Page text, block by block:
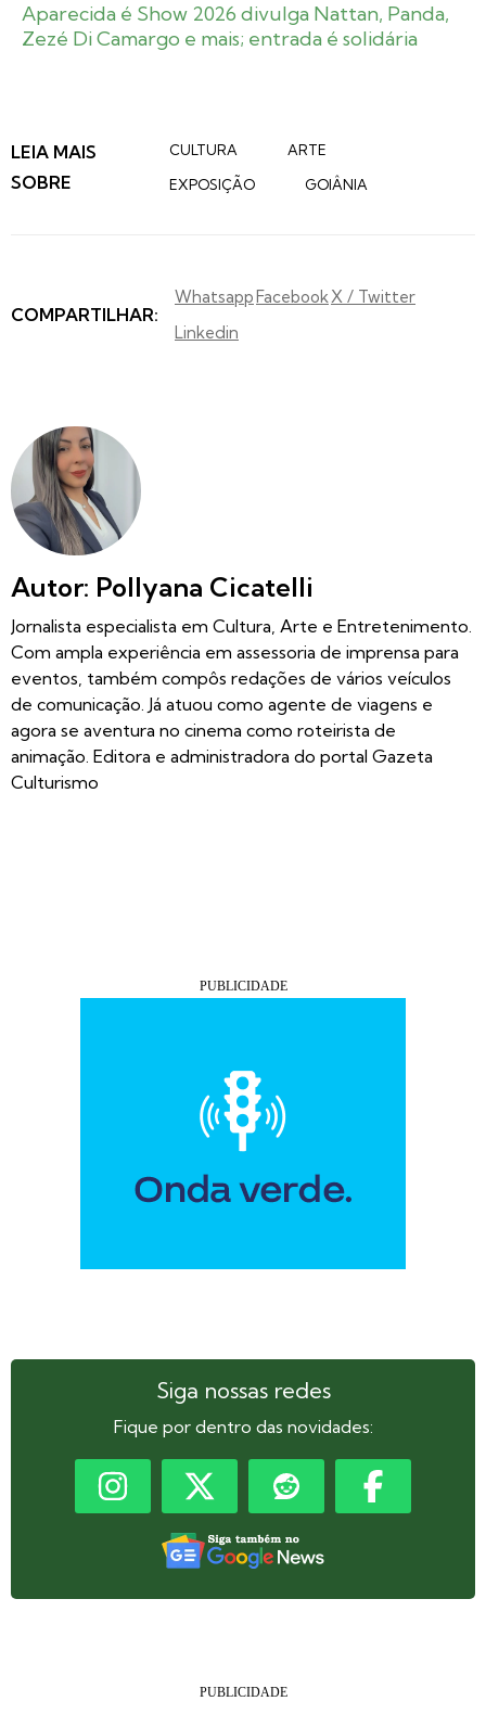
Aparecida é Show 2026 divulga Nattan, Panda,
Zezé Di Camargo e mais; entrada é solidária
LEIA MAIS
SOBRE
CULTURA
ARTE
EXPOSIÇÃO
GOIÂNIA
COMPARTILHAR:
WhatsappFacebookX / Twitter
Linkedin
Autor: Pollyana Cicatelli
Jornalista especialista em Cultura, Arte e Entretenimento.
Com ampla experiência em assessoria de imprensa para
eventos, também compôs redações de vários veículos
de comunicação. Já atuou como agente de viagens e
agora se aventura no cinema como roteirista de
animação. Editora e administradora do portal Gazeta
Culturismo
Siga nossas redes
Fique por dentro das novidades: